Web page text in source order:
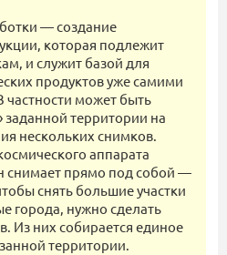
— создание
которая подлежит
и служит базой для
продуктов уже самими
частности может быть
заданной территории на
нескольких снимков.
аппарата
снимает прямо под собой —
снять большие участки
города, нужно сделать
Из них собирается единое
территории.